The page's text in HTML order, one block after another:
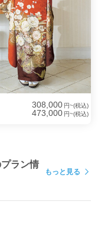
308,000 円~(税込)
473,000 円~(税込)
ラン情
もっと見る